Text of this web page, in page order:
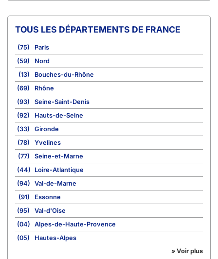
TOUS LES DÉPARTEMENTS DE FRANCE
(75)
Paris
(59)
Nord
(13)
Bouches-du-Rhône
(69)
Rhône
(93)
Seine-Saint-Denis
(92)
Hauts-de-Seine
(33)
Gironde
(78)
Yvelines
(77)
Seine-et-Marne
(44)
Loire-Atlantique
(94)
Val-de-Marne
(91)
Essonne
(95)
Val-d'Oise
(04)
Alpes-de-Haute-Provence
(05)
Hautes-Alpes
» Voir plus